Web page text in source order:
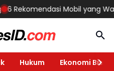
Rekomendasi Mobil yang
Hukum Ekonomi Bisnis